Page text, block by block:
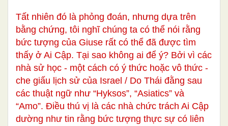
Tất nhiên đó là phỏng đoán, nhưng dựa trên
bằng chứng, tôi nghĩ chúng ta có thể nói rằng
bức tượng của Giuse rất có thể đã được tìm
thấy ở Ai Cập. Tại sao không ai để ý? Bởi vì các
nhà sử học - một cách có ý thức hoặc vô thức -
che giấu lịch sử của Israel / Do Thái đằng sau
các thuật ngữ như “Hyksos”, “Asiatics” và
“Amo”. Điều thú vị là các nhà chức trách Ai Cập
dường như tin rằng bức tượng thực sự có liên